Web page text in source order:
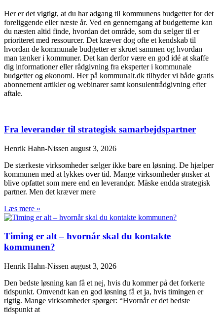
Her er det vigtigt, at du har adgang til kommunens budgetter for det
foreliggende eller næste år. Ved en gennemgang af budgetterne kan
du næsten altid finde, hvordan det område, som du sælger til er
prioriteret med ressourcer. Det kræver dog ofte et kendskab til
hvordan de kommunale budgetter er skruet sammen og hvordan
man tænker i kommuner. Det kan derfor være en god idé at skaffe
dig informationer eller rådgivning fra eksperter i kommunale
budgetter og økonomi. Her på kommunalt.dk tilbyder vi både gratis
abonnement artikler og webinarer samt konsulentrådgivning efter
aftale.
Fra leverandør til strategisk samarbejdspartner
Henrik Hahn-Nissen august 3, 2026
De stærkeste virksomheder sælger ikke bare en løsning. De hjælper
kommunen med at lykkes over tid. Mange virksomheder ønsker at
blive opfattet som mere end en leverandør. Måske endda strategisk
partner. Men det kræver mere
Læs mere »
Timing er alt – hvornår skal du kontakte
kommunen?
Henrik Hahn-Nissen august 3, 2026
Den bedste løsning kan få et nej, hvis du kommer på det forkerte
tidspunkt. Omvendt kan en god løsning få et ja, hvis timingen er
rigtig. Mange virksomheder spørger: “Hvornår er det bedste
tidspunkt at